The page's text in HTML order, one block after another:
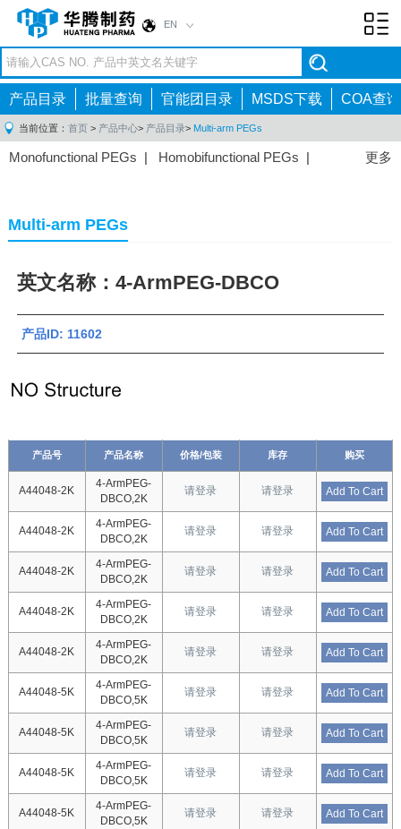
EN
产品目录 批量查询 官能团目录 MSDS下载 COA查询
当前位置： 首页 > 产品中心> 产品目录> Multi-arm PEGs
更多
Monofunctional PEGs | Homobifunctional PEGs |
Multi-arm PEGs
英文名称：4-ArmPEG-DBCO
产品ID: 11602
产品号 产品名称 价格/包装 库存 购买
A44048-2K
4-ArmPEG-
DBCO,2K
请登录 请登录 Add To Cart
A44048-2K
4-ArmPEG-
DBCO,2K
请登录 请登录 Add To Cart
A44048-2K
4-ArmPEG-
DBCO,2K
请登录 请登录 Add To Cart
A44048-2K
4-ArmPEG-
DBCO,2K
请登录 请登录 Add To Cart
A44048-2K
4-ArmPEG-
DBCO,2K
请登录 请登录 Add To Cart
A44048-5K
4-ArmPEG-
DBCO,5K
请登录 请登录 Add To Cart
A44048-5K
4-ArmPEG-
DBCO,5K
请登录 请登录 Add To Cart
A44048-5K
4-ArmPEG-
DBCO,5K
请登录 请登录 Add To Cart
A44048-5K
4-ArmPEG-
DBCO,5K
请登录 请登录 Add To Cart